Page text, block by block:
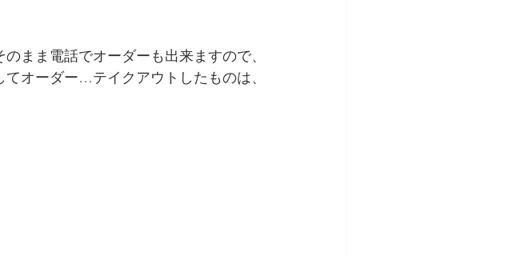
まま電話でオーダーも出来ますので、
オーダー…テイクアウトしたものは、